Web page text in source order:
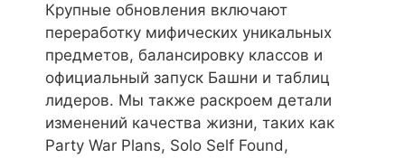
Крупные обновления включают
переработку мифических уникальных
предметов, балансировку классов и
официальный запуск Башни и таблиц
лидеров. Мы также раскроем детали
изменений качества жизни, таких как
Party War Plans, Solo Self Found,